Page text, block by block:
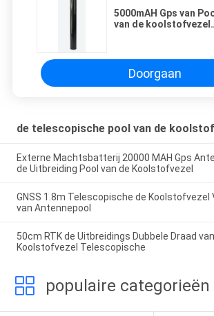
5000mAH Gps van
van de koolstofvezel
Doorgaan
de telescopische pool van de
Externe Machtsbatterij 20000 MAH Gps
de Uitbreiding Pool van de Koolstofvezel
GNSS 1.8m Telescopische de Koolstofvezel
van Antennepool
50cm RTK de Uitbreidings Dubbele Draad
Koolstofvezel Telescopische
populaire categorieën